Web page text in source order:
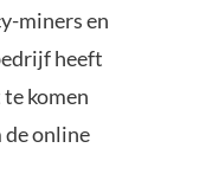
miners en
heeft
komen
de online